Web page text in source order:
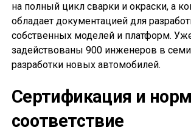
на полный цикл сварки и окраски, а
обладает документацией для
собственных моделей и платформ.
задействованы 900 инженеров в
разработки новых автомобилей.
Сертификация и
соответствие